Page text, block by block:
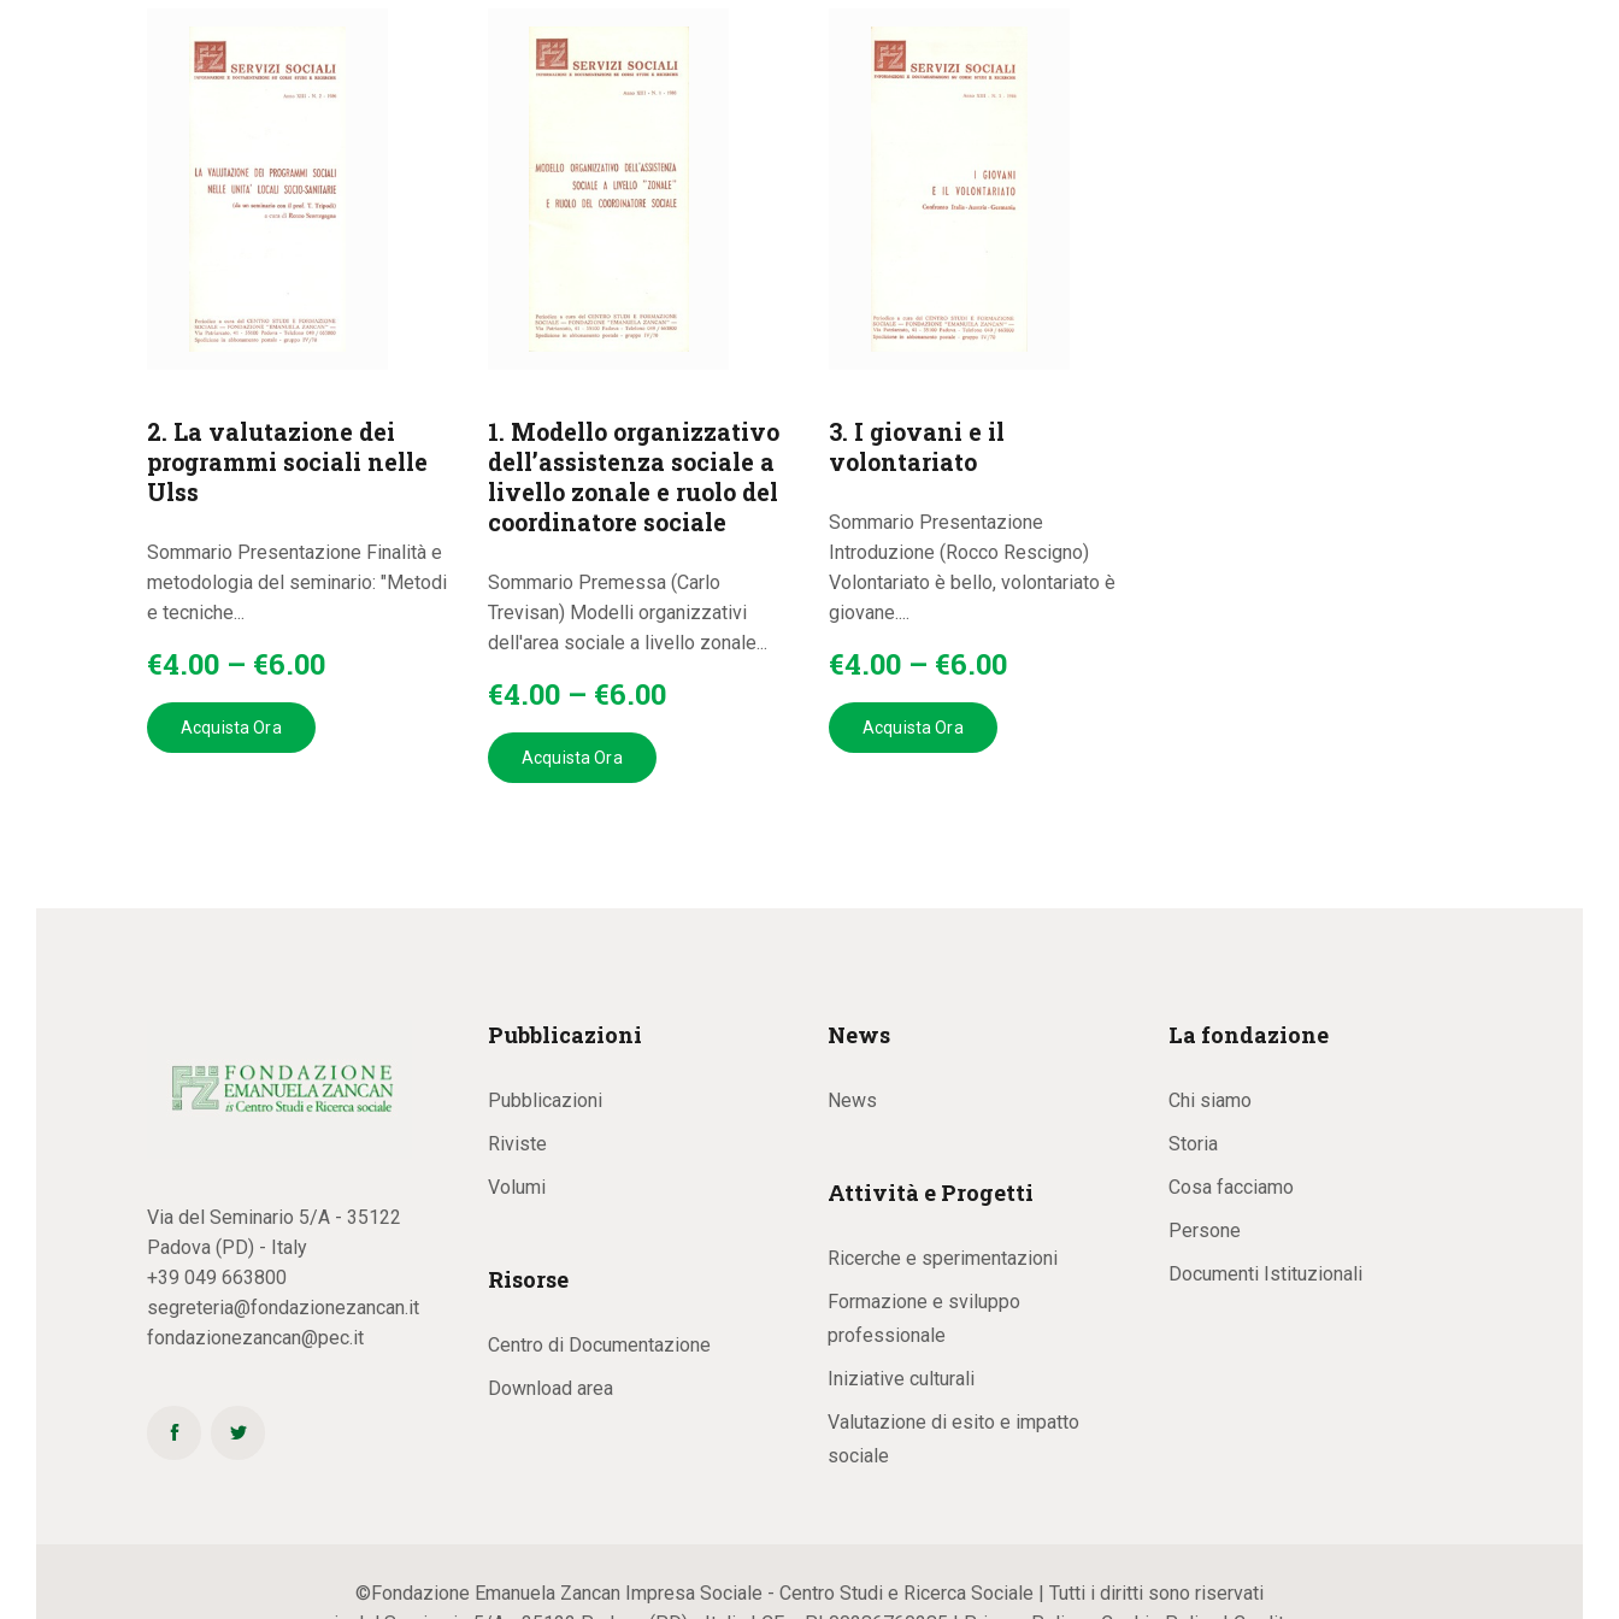
2. La valutazione dei
programmi sociali nelle
Ulss
Sommario Presentazione Finalità e
metodologia del seminario: "Metodi
e tecniche...
€4.00 – €6.00
Acquista Ora
1. Modello organizzativo
dell’assistenza sociale a
livello zonale e ruolo del
coordinatore sociale
Sommario Premessa (Carlo
Trevisan) Modelli organizzativi
dell'area sociale a livello zonale...
€4.00 – €6.00
Acquista Ora
3. I giovani e il
volontariato
Sommario Presentazione
Introduzione (Rocco Rescigno)
Volontariato è bello, volontariato è
giovane....
€4.00 – €6.00
Acquista Ora
Via del Seminario 5/A - 35122
Padova (PD) - Italy
+39 049 663800
segreteria@fondazionezancan.it
fondazionezancan@pec.it
Pubblicazioni
Pubblicazioni
Riviste
Volumi
Risorse
Centro di Documentazione
Download area
News
News
Attività e Progetti
Ricerche e sperimentazioni
Formazione e sviluppo
professionale
Iniziative culturali
Valutazione di esito e impatto
sociale
La fondazione
Chi siamo
Storia
Cosa facciamo
Persone
Documenti Istituzionali
©Fondazione Emanuela Zancan Impresa Sociale - Centro Studi e Ricerca Sociale | Tutti i diritti sono riservati